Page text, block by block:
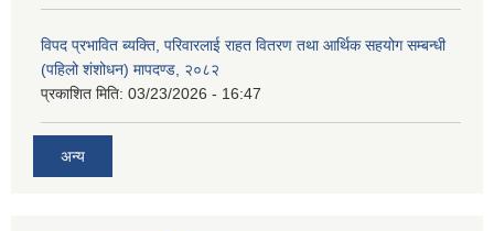
विपद प्रभावित ब्यक्ति, परिवारलाई राहत वितरण तथा आर्थिक सहयोग सम्बन्धी
(पहिलो शंशोधन) मापदण्ड, २०८२
प्रकाशित मिति: 03/23/2026 - 16:47
अन्य